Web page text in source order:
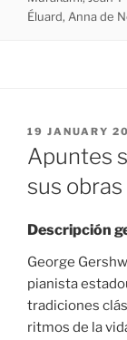
Éluard, Anna de
POSTED
ON
19 JANUARY
Apuntes
sus obras
Descripción
George
pianista
tradiciones
ritmos de la